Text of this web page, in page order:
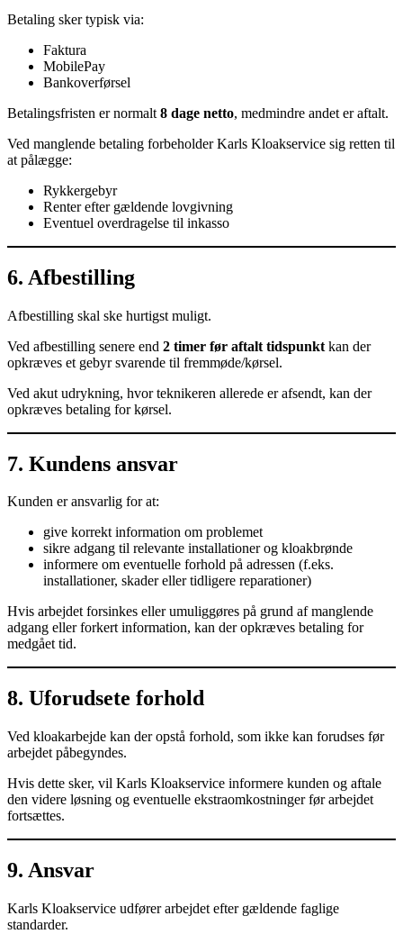
Betaling sker typisk via:
Faktura
MobilePay
Bankoverførsel
Betalingsfristen er normalt 8 dage netto, medmindre andet er aftalt.
Ved manglende betaling forbeholder Karls Kloakservice sig retten til
at pålægge:
Rykkergebyr
Renter efter gældende lovgivning
Eventuel overdragelse til inkasso
6. Afbestilling
Afbestilling skal ske hurtigst muligt.
Ved afbestilling senere end 2 timer før aftalt tidspunkt kan der
opkræves et gebyr svarende til fremmøde/kørsel.
Ved akut udrykning, hvor teknikeren allerede er afsendt, kan der
opkræves betaling for kørsel.
7. Kundens ansvar
Kunden er ansvarlig for at:
give korrekt information om problemet
sikre adgang til relevante installationer og kloakbrønde
informere om eventuelle forhold på adressen (f.eks.
installationer, skader eller tidligere reparationer)
Hvis arbejdet forsinkes eller umuliggøres på grund af manglende
adgang eller forkert information, kan der opkræves betaling for
medgået tid.
8. Uforudsete forhold
Ved kloakarbejde kan der opstå forhold, som ikke kan forudses før
arbejdet påbegyndes.
Hvis dette sker, vil Karls Kloakservice informere kunden og aftale
den videre løsning og eventuelle ekstraomkostninger før arbejdet
fortsættes.
9. Ansvar
Karls Kloakservice udfører arbejdet efter gældende faglige
standarder.